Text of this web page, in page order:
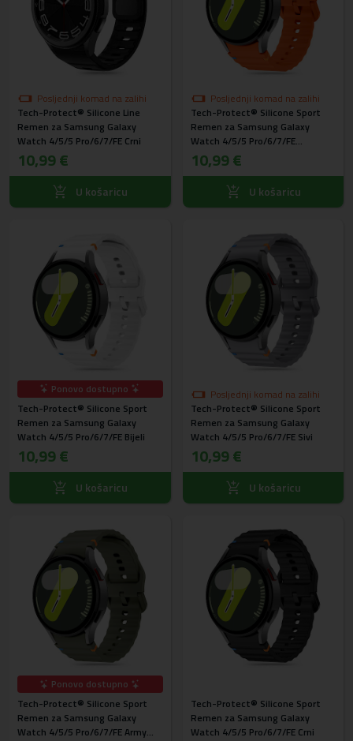
Posljednji komad na zalihi
Tech-Protect® Silicone Line
Remen za Samsung Galaxy
Watch 4/5/5 Pro/6/7/FE Crni
10,99 €
U košaricu
Posljednji komad na zalihi
Tech-Protect® Silicone Sport
Remen za Samsung Galaxy
Watch 4/5/5 Pro/6/7/FE
Narančasti
10,99 €
U košaricu
Ponovo dostupno
Tech-Protect® Silicone Sport
Remen za Samsung Galaxy
Watch 4/5/5 Pro/6/7/FE Bijeli
10,99 €
U košaricu
Posljednji komad na zalihi
Tech-Protect® Silicone Sport
Remen za Samsung Galaxy
Watch 4/5/5 Pro/6/7/FE Sivi
10,99 €
U košaricu
Ponovo dostupno
Tech-Protect® Silicone Sport
Remen za Samsung Galaxy
Watch 4/5/5 Pro/6/7/FE Army
Tech-Protect® Silicone Sport
Remen za Samsung Galaxy
Watch 4/5/5 Pro/6/7/FE Crni